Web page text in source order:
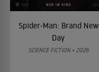
Spider-Man: Brand New
Day
SCIENCE FICTION • 2026